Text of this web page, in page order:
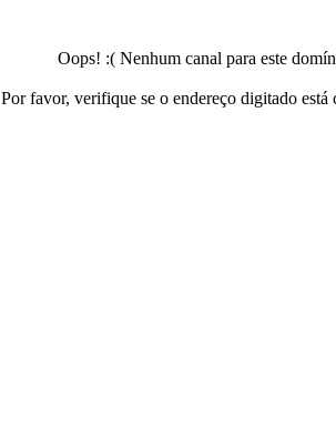
Oops! :( Nenhum canal para este
Por favor, verifique se o endereço digitado está